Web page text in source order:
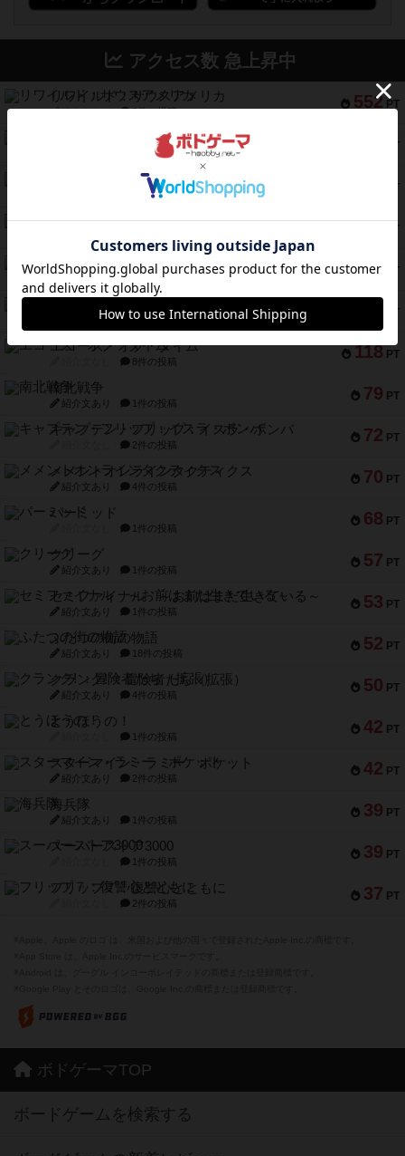
アクセス数 急上昇中
552 PT
リワイルド：サウスアメリカ
紹介文なし 2件の投稿
PT
マーケットフレッシュ
1件の投稿
PT
ファイアー・ブルズ / 火牛陣
1件の投稿
122 PT
ワン・トゥ・ファイブ
119 PT
トランスオリエント・エクスプレス
紹介文なし 1件の投稿
PT
紹介文なし 2件の投稿
118 PT
エコーズ・オブ・タイム
8件の投稿
79 PT
南北戦争
紹介文あり 1件の投稿
72 PT
キャプテン・フリップ：イスラ・ボンバ
2件の投稿
70 PT
メメントオンラインタクティクス
紹介文あり 4件の投稿
68 PT
パーミッド
1件の投稿
57 PT
クリーグ
紹介文あり 1件の投稿
53 PT
セミファイナル ～お前はまだ生きている～
紹介文あり 1件の投稿
52 PT
ふたつの街の物語
紹介文あり 18件の投稿
50 PT
クランク! ：冒険者たち（拡張）
紹介文あり 4件の投稿
42 PT
とうほうの！
1件の投稿
42 PT
スターマイン・ラミー ポケット
紹介文あり 2件の投稿
39 PT
海兵隊
紹介文あり 1件の投稿
39 PT
スーパーストア3000
1件の投稿
37 PT
フリップ７：復讐心とともに
2件の投稿
ボドゲーマTOP
ボードゲームを検索する